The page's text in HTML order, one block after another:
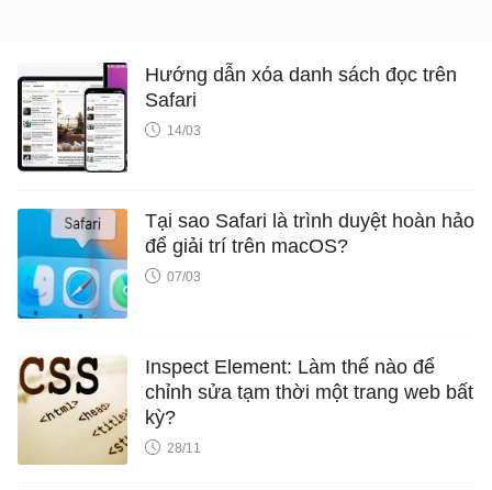
Hướng dẫn xóa danh sách đọc trên
Safari
14/03
Tại sao Safari là trình duyệt hoàn hảo
để giải trí trên macOS?
07/03
Inspect Element: Làm thế nào để
chỉnh sửa tạm thời một trang web bất
kỳ?
28/11